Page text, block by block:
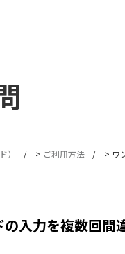
） > ご利用方法 > ワ
入力を複数回間